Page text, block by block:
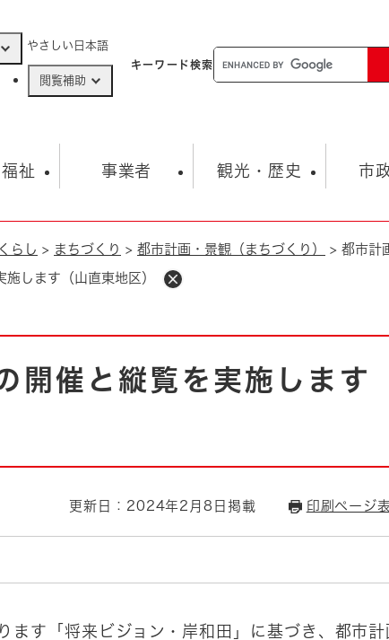
やさしい日本語
閲覧補助
キーワード検索
子育て
祉
・健康・生活 生涯学習・スポーツ
事業者
入札・契約情報 まちづくり
環境 福祉・介護
観光・歴史
観光スポット
市
市の概要 総合計画
市政 職員採用情報
市役所・施設の案内
オープンデータ
くらし > まちづくり > 都市計画・景観（まちづくり） > 都市計
します（山直東地区）
開催と縦覧を実施します
更新日：2024年2月8日掲載 印刷ページ
ます「将来ビジョン・岸和田」に基づき、都市計